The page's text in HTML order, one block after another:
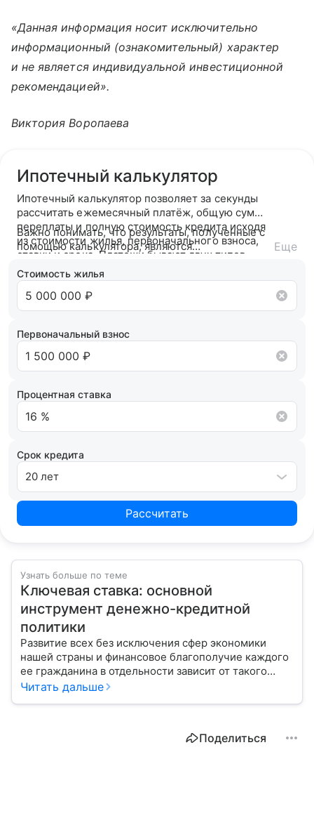
«Данная информация носит исключительно
информационный (ознакомительный) характер
и не является индивидуальной инвестиционной
рекомендацией».
Виктория Воропаева
Ипотечный калькулятор
Ипотечный калькулятор позволяет за секунды
рассчитать ежемесячный платёж, общую сумму
переплаты и полную стоимость кредита исходя
из стоимости жилья, первоначального взноса,
ставки и срока. Платежи бывают двух типов —
аннуитетный (фиксированный на весь срок) или
дифференцированный (убывающий).
Важно понимать, что результаты, полученные с
помощью калькулятора, являются
ознакомится с вашей кредитной историей и
кредитным рейтингом и на основании вашего
кредитного потенциала предложит точные
Еще
Стоимость жилья
Первоначальный взнос
Процентная ставка
Срок кредита
20 лет
Рассчитать
Узнать больше по теме
Ключевая ставка: основной
инструмент денежно-кредитной
политики
Развитие всех без исключения сфер экономики
нашей страны и финансовое благополучие каждого
ее гражданина в отдельности зависит от такого
показателя, как ключевая ставка. От чего зависит
Читать дальше
Поделиться